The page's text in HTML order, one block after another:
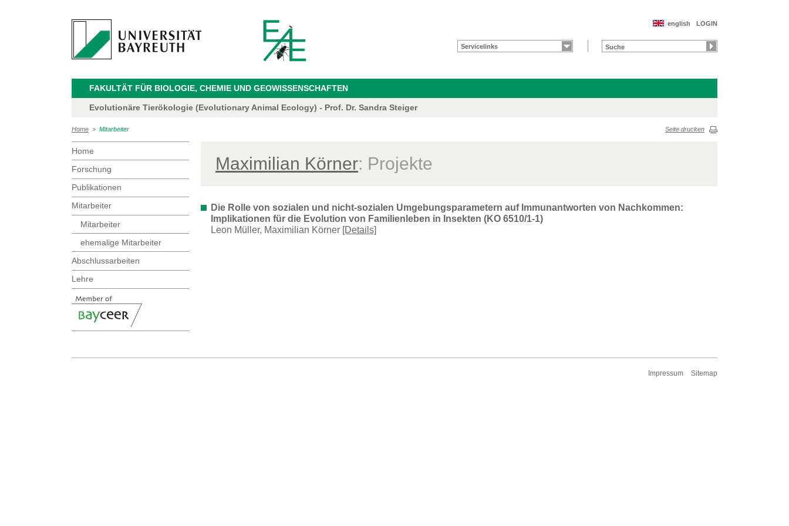
LOGIN
english
Servicelinks
FAKULTÄT FÜR BIOLOGIE, CHEMIE UND GEOWISSENSCHAFTEN
Evolutionäre Tierökologie (Evolutionary Animal Ecology) - Prof. Dr. Sandra Steiger
Home > Mitarbeiter Seite drucken
Home
Forschung
Publikationen
Mitarbeiter
Mitarbeiter
ehemalige Mitarbeiter
Abschlussarbeiten
Lehre
Maximilian Körner: Projekte
Die Rolle von sozialen und nicht-sozialen Umgebungsparametern auf Immunantworten von Nachkommen:
Implikationen für die Evolution von Familienleben in Insekten (KO 6510/1-1)
Leon Müller, Maximilian Körner [Details]
Impressum Sitemap